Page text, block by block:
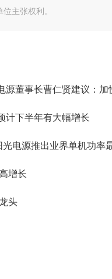
主张权利。
源董事长曹仁贤建议：加
计下半年有大幅增长
电源推出业界单机功率
增长
头